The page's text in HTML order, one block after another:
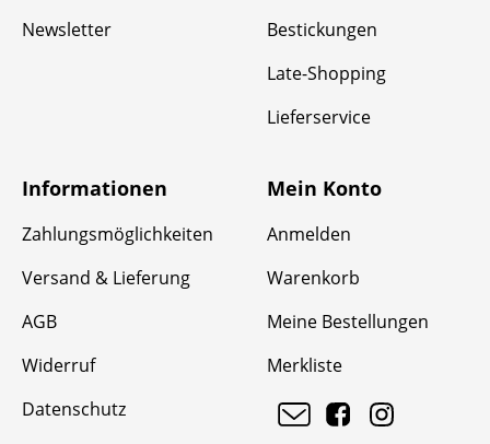
Newsletter
Bestickungen
Late-Shopping
Lieferservice
Informationen
Zahlungsmöglichkeiten
Versand & Lieferung
AGB
Widerruf
Datenschutz
Mein Konto
Anmelden
Warenkorb
Meine Bestellungen
Merkliste